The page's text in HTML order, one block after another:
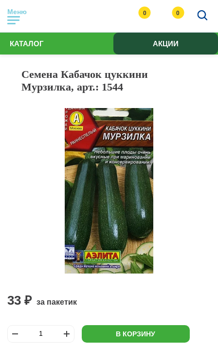
Меню 0 0
КАТАЛОГ АКЦИИ
Семена Кабачок цуккини
Мурзилка, арт.: 1544
33 ₽ за пакетик
В КОРЗИНУ